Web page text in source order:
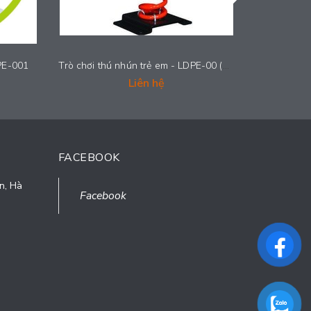
001 Trò chơi thú nhún trẻ em - LDPE-00 (34)
Liên hệ
Hà
FACEBOOK
Facebook